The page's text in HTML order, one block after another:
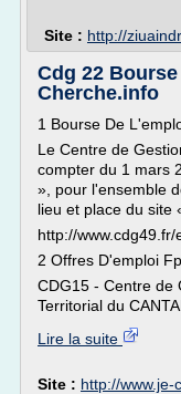
Site : http://
Cdg 22
Cherche.info
1 Bourse De
Le Centre de
compter du 1 mars
», pour l'ensemble
lieu et place du site
http://www.cdg49.fr/
2 Offres D'emploi
CDG15 - Centre de
Territorial du
Lire la suite
Site : http://www.je-